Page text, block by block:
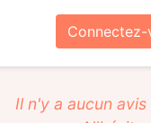
Connectez-
Il n'y a aucun